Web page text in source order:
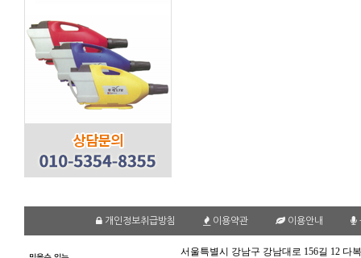
개인정보취급방침 이용약관 이용안내
서울특별시 강남구 강남대로 156길 12 다